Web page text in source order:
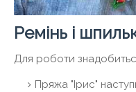
Ремінь і
Для роботи
Пряжа "Ірис"